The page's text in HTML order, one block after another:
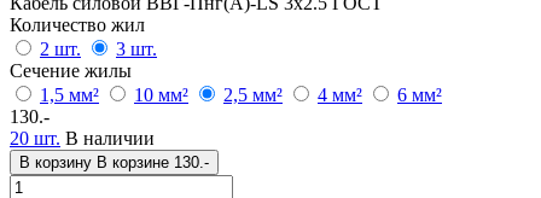
Количество жил
2 шт.
3 шт.
Сечение жилы
1,5 мм²
10 мм² 2,5 мм² 4 мм²
6 мм²
130.-
20 шт. В наличии
В корзину В корзине 130.-